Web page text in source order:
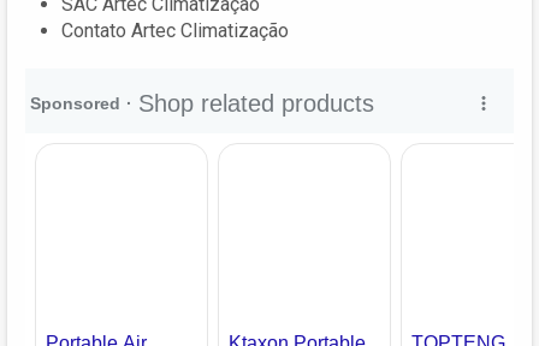
Contato Artec Climatização